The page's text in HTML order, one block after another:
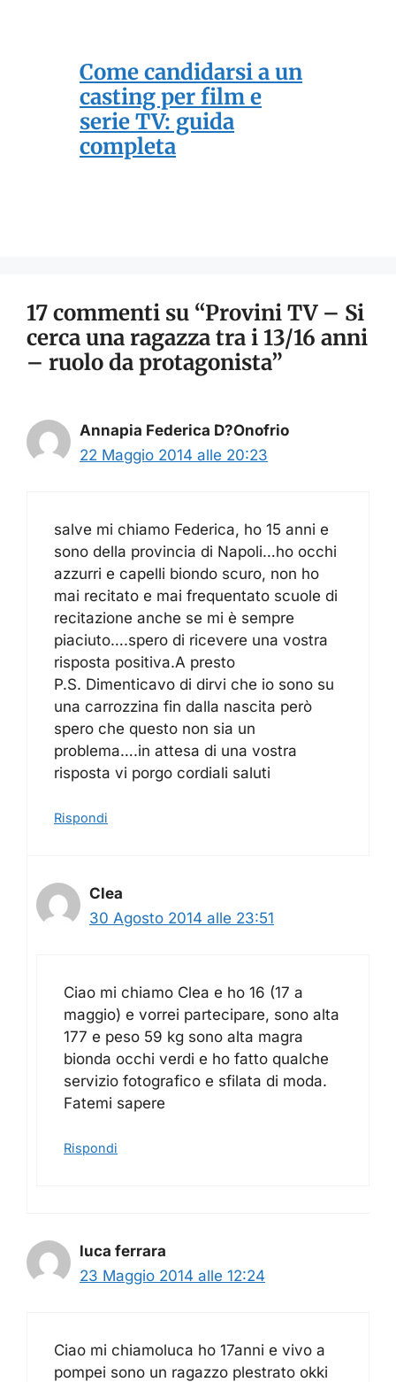
Come candidarsi a un
casting per film e
serie TV: guida
completa
17 commenti su “Provini TV – Si
cerca una ragazza tra i 13/16 anni
– ruolo da protagonista”
Annapia Federica D?Onofrio
22 Maggio 2014 alle 20:23
salve mi chiamo Federica, ho 15 anni e
sono della provincia di Napoli…ho occhi
azzurri e capelli biondo scuro, non ho
mai recitato e mai frequentato scuole di
recitazione anche se mi è sempre
piaciuto….spero di ricevere una vostra
risposta positiva.A presto
P.S. Dimenticavo di dirvi che io sono su
una carrozzina fin dalla nascita però
spero che questo non sia un
problema….in attesa di una vostra
risposta vi porgo cordiali saluti
Rispondi
Clea
30 Agosto 2014 alle 23:51
Ciao mi chiamo Clea e ho 16 (17 a
maggio) e vorrei partecipare, sono alta
177 e peso 59 kg sono alta magra
bionda occhi verdi e ho fatto qualche
servizio fotografico e sfilata di moda.
Fatemi sapere
Rispondi
luca ferrara
23 Maggio 2014 alle 12:24
Ciao mi chiamoluca ho 17anni e vivo a
pompei sono un ragazzo plestrato okki